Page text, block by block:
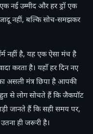
नई उम्मीद और हर ड्रॉ एक
नहीं, बल्कि सोच-समझकर
नहीं है, यह एक ऐसा मंच है
करता है। यहाँ हर दिन नए
असली मंत्र छिपा है आपकी
से लोग सोचते हैं कि जैकपॉट
जानते हैं कि सही समय पर,
ही जरूरी है।